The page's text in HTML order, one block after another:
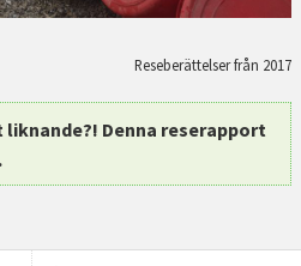
Reseberättelser från 2017
Denna reserapport
.